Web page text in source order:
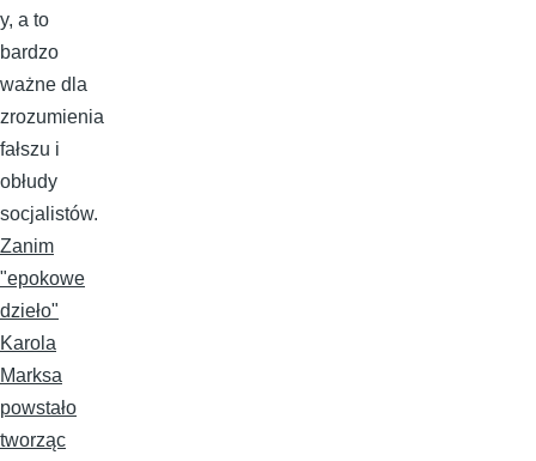
y, a to
bardzo
ważne dla
zrozumienia
fałszu i
obłudy
socjalistów.
Zanim
"epokowe
dzieło"
Karola
Marksa
powstało
tworząc